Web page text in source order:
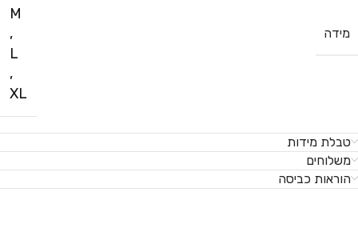
מידה
M
,
L
,
XL
טבלת מידות
משלוחים
הוראות כביסה